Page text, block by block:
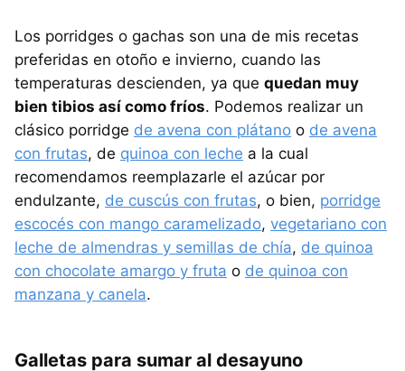
Los porridges o gachas son una de mis recetas
preferidas en otoño e invierno, cuando las
temperaturas descienden, ya que quedan muy
bien tibios así como fríos. Podemos realizar un
clásico porridge de avena con plátano o de avena
con frutas, de quinoa con leche a la cual
recomendamos reemplazarle el azúcar por
endulzante, de cuscús con frutas, o bien, porridge
escocés con mango caramelizado, vegetariano con
leche de almendras y semillas de chía, de quinoa
con chocolate amargo y fruta o de quinoa con
manzana y canela.
Galletas para sumar al desayuno